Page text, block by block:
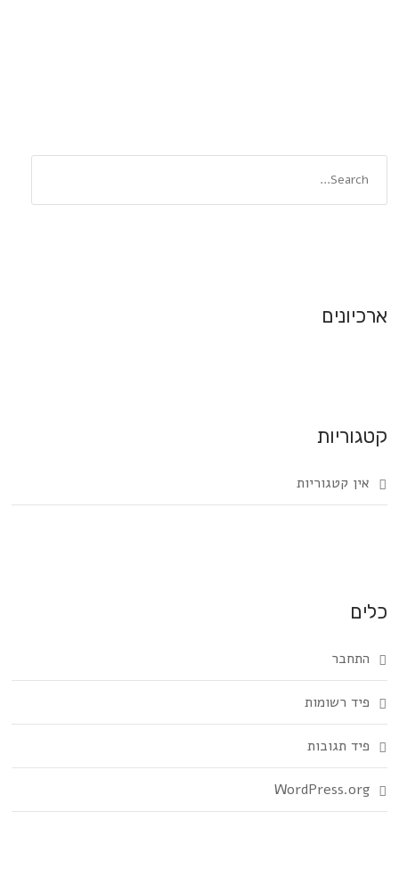
ארכיונים
קטגוריות
אין קטגוריות
כלים
התחבר
פיד רשומות
פיד תגובות
WordPress.org